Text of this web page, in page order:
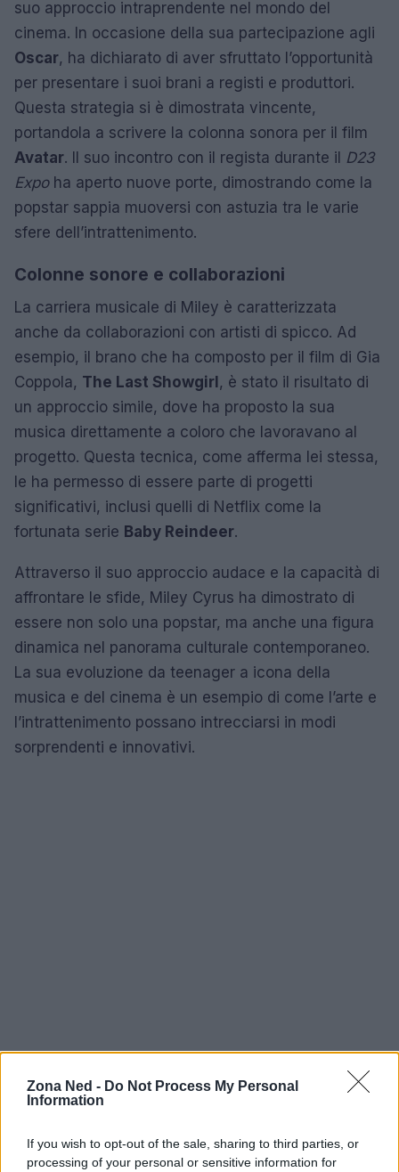
Zona Ned - Do Not Process My Personal
Information
If you wish to opt-out of the sale, sharing to third parties, or
processing of your personal or sensitive information for
suo approccio intraprendente nel mondo del
cinema. In occasione della sua partecipazione agli
Oscar, ha dichiarato di aver sfruttato l’opportunità
per presentare i suoi brani a registi e produttori.
Questa strategia si è dimostrata vincente,
portandola a scrivere la colonna sonora per il film
Avatar. Il suo incontro con il regista durante il D23
Expoha aperto nuove porte, dimostrando come la
popstar sappia muoversi con astuzia tra le varie
sfere dell’intrattenimento.
Colonne sonore e collaborazioni
La carriera musicale di Miley è caratterizzata
anche da collaborazioni con artisti di spicco. Ad
esempio, il brano che ha composto per il film di Gia
Coppola, The Last Showgirl , è stato il risultato di
un approccio simile, dove ha proposto la sua
musica direttamente a coloro che lavoravano al
progetto. Questa tecnica, come afferma lei stessa,
le ha permesso di essere parte di progetti
significativi, inclusi quelli di Netflix come la
fortunata serie Baby Reindeer.
Attraverso il suo approccio audace e la capacità di
affrontare le sfide, Miley Cyrus ha dimostrato di
essere non solo una popstar, ma anche una figura
dinamica nel panorama culturale contemporaneo.
La sua evoluzione da teenager a icona della
musica e del cinema è un esempio di come l’arte e
l’intrattenimento possano intrecciarsi in modi
sorprendenti e innovativi.
Staff